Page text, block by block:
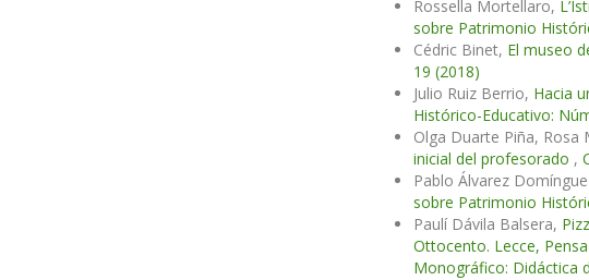
Rossella Mortellaro,
sobre Patrimonio
Cédric Binet, El museo
19 (2018)
Julio Ruiz Berrio, Hacia
Histórico-Educativo:
Olga Duarte Piña, Rosa
inicial del profesorado ,
Pablo Álvarez
sobre Patrimonio
Paulí Dávila Balsera,
Ottocento. Lecce,
Monográfico: Didáctica